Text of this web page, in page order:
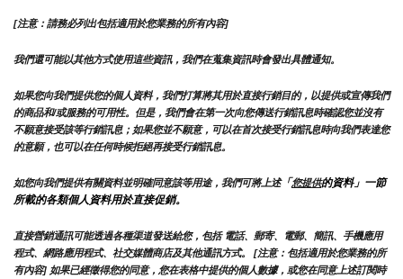
[注意：請務必列出包括適用於您業務的所有內容]
我們還可能以其他方式使用這些資訊，我們在蒐集資訊時會發出具體通知。
如果您向我們提供您的個人資料，我們打算將其用於直接行銷目的，以提供或宣傳我們
的商品和/或服務的可用性。但是，我們會在第一次向您傳送行銷訊息時確認您並沒有
不願意接受該等行銷訊息；如果您並不願意，可以在首次接受行銷訊息時向我們表達您
的意願，也可以在任何時候拒絕再接受行銷訊息。
如您向我們提供有關資料並明確同意該等用途，我們可將上述「您提供的資料」一節
所載的各類個人資料用於直接促銷。
直接營銷通訊可能透過各種渠道發送給您，包括 電話、郵寄、電郵、簡訊、手機應用
程式、網路應用程式、社交媒體商店及其他通訊方式。 [注意：包括適用於您業務的所
有內容] 如果已經徵得您的同意，您在表格中提供的個人數據，或您在同意上述訂閱時